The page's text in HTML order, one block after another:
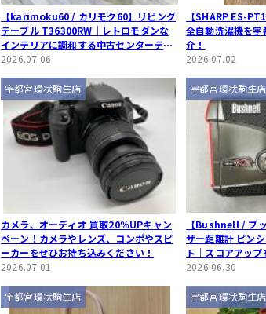
【karimoku60 / カリモク60】リビング
テーブル T36300RW｜レトロモダンな
インテリアに調和する中古センターテー
ブルが入荷！
2026.07.06
【SHARP ES-
全自動洗濯機を
介！
2026.07.02
宇都宮環状駒生店
カメラ、オーディオ 買取20％UPキャン
ペーン！カメラやレンズ、コンポやスピ
ーカーをぜひお持ち込みください！
2026.07.01
宇都宮環状駒生店
【Bushnell / ブ
ザー距離計 ピン
ト｜スコアアッ
おすすめの中古ギ
2026.06.30
宇都宮環状駒生店 宇都宮環状駒生店